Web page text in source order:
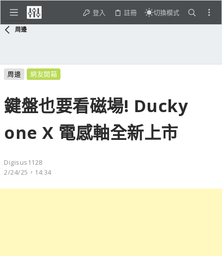
登入 註冊 切換模式
周邊
周邊 網友開箱
鍵盤也要看磁場! Ducky
one X 電感軸全新上市
Digisus1128
2/24/25，14:34